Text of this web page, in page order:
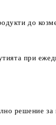
до
при
решение